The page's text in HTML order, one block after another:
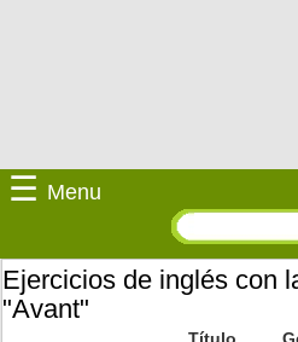
☰ Menu
Ejercicios de inglés con
"Avant"